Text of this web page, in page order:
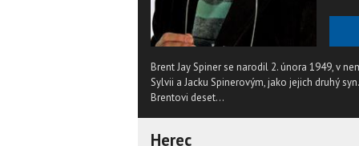
Brent Jay Spiner se narodil 2. února 1949, v
Sylvii a Jacku Spinerovým, jako jejich druhý
Brentovi deset...
Herec